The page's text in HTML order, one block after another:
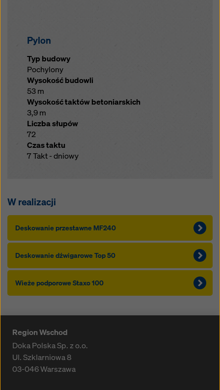
Pylon
Typ budowy
Pochylony
Wysokość budowli
53 m
Wysokość taktów betoniarskich
3,9 m
Liczba słupów
72
Czas taktu
7 Takt - dniowy
W realizacji
Deskowanie przestawne MF240
Deskowanie dźwigarowe Top 50
Wieże podporowe Staxo 100
Region Wschod
Doka Polska Sp. z o.o.
Ul. Szklarniowa 8
03-046Warszawa